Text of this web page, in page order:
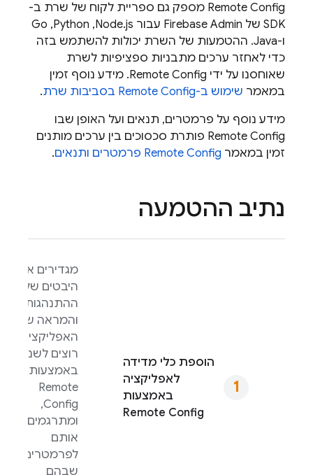
Remote Config מספק גם ספריית לקוח של שרת ב-
SDK של Firebase Admin עבור Node.js,‏ Python,‏ Go
ו-Java. ההטמעות של השרת יכולות להשתמש בזה
כדי לאחזר ערכים מתבניות ספציפיות לשרת
שאוחסנו על ידי Remote Config. מידע נוסף זמין
במאמר שימוש ב-Remote Config בסביבות שרת.
מידע נוסף על פרמטרים, תנאים ועל האופן שבו
Remote Config פותרת סכסוכים בין ערכים מותנים
זמין במאמר Remote Config פרמטרים ותנאים.
נתיב ההטמעה
הוספת כלי מדידה
לאפליקציה
באמצעות
Remote Config
מגדירים אילו
היבטים של
ההתנהגות
והמראה של
האפליקציה
רוצים לשנות
באמצעות
Remote
Config
,
ומתרגמים
אותם
לפרמטרים
שבהם